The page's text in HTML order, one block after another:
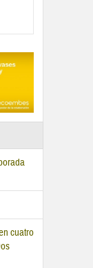
cuatro